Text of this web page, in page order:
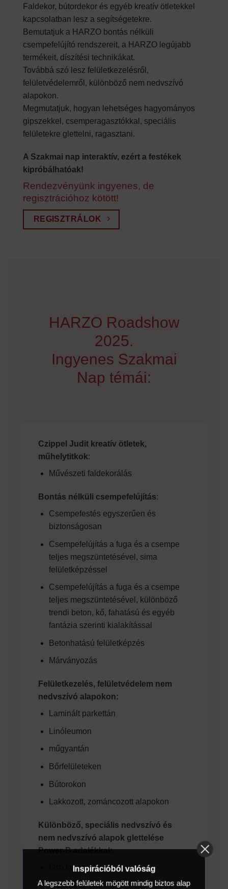
Faldekor, bútordekor és egyéb kreatív ötletekkel
kapcsolatban lesz a segítségetekre.
Bemutatjuk a HARZO bontás nélküli
csempefelújító rendszereit, a HARZO legújabb
termékeit, díszítési technikákat.
Továbbá szó lesz felületkezelésről,
felületvédelemről, különböző nem nedvszívó
alapokon.
Megmutatjuk, hogyan lehetséges hagyományos
gipszekkel, csemperagasztókkal, speciális
felületekre glettelni, ragasztani.
A Szakmai nap interaktív, ezért a festékek
kipróbálhatóak!
Rendezvényünk ingyenes, de
regisztrációhoz kötött!
REGISZTRÁLOK
HARZO Roadshow
2025.
Ingyenes Szakmai
Nap témái:
Czippel Judit kreatív ötletek,
műhelytitkok:
Művészeti faldekorálás
Bontás nélküli csempefelújítás:
Csempefestés egyszerűen és
biztonságosan
Csempefelújítás a fuga és a csempe
teljes megszüntetésével, sima
felületképzéssel
Csempefelújítás a fuga és a csempe
teljes megszüntetésével, különböző
trendi beton, kő, fahatású és egyéb
fantázia szerinti kialakítással
Betonhatású felületképzés
Márványozás
Felületkezelés, felületvédelem nem
nedvszívó alapokon:
Laminált parkettán
Linóleumon
műgyantán
Bőrfelületeken
Bútorokon
Lakkozott, zománcozott alapokon
Különböző, speciális nedvszívó és
nem nedvszívó alapok glettelése
Power-B adalékkal:
Osb lapok
Műgyanták
Inspirációból valóság
A legszebb felületek mögött mindig biztos alap